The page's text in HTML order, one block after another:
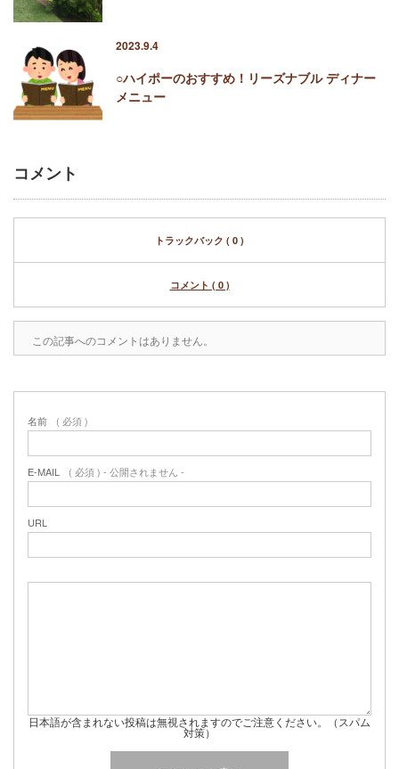
2023.9.4
○ハイポーのおすすめ！リーズナブル ディナー
メニュー
コメント
トラックバック ( 0 )
コメント ( 0 )
この記事へのコメントはありません。
名前 ( 必須 )
E-MAIL ( 必須 ) - 公開されません -
URL
日本語が含まれない投稿は無視されますのでご注意ください。（スパム
対策）